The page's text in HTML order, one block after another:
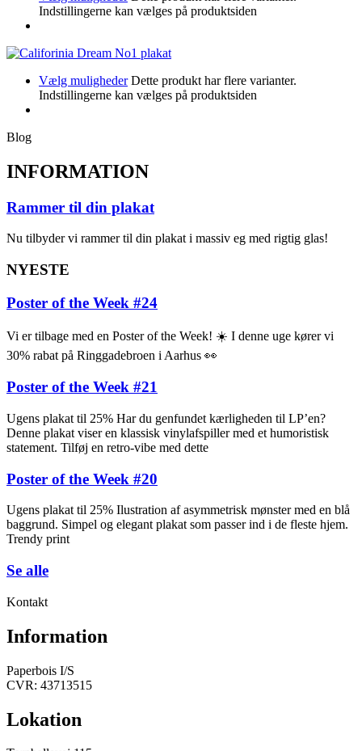
Indstillingerne kan vælges på produktsiden
Vælg muligheder Dette produkt har flere varianter.
Indstillingerne kan vælges på produktsiden
Blog
INFORMATION
Rammer til din plakat
Nu tilbyder vi rammer til din plakat i massiv eg med rigtig glas!
NYESTE
Poster of the Week #24
Vi er tilbage med en Poster of the Week! ☀️ I denne uge kører vi
30% rabat på Ringgadebroen i Aarhus 👀
Poster of the Week #21
Ugens plakat til 25% Har du genfundet kærligheden til LP’en?
Denne plakat viser en klassisk vinylafspiller med et humoristisk
statement. Tilføj en retro-vibe med dette
Poster of the Week #20
Ugens plakat til 25% Ilustration af asymmetrisk mønster med en blå
baggrund. Simpel og elegant plakat som passer ind i de fleste hjem.
Trendy print
Se alle
Kontakt
Information
Paperbois I/S
CVR: 43713515
Lokation